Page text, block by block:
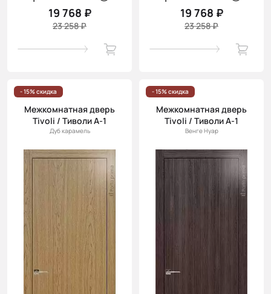
19 768 ₽
23 258 ₽
19 768 ₽
23 258 ₽
- 15% скидка
Межкомнатная дверь
Tivoli / Тиволи А-1
Дуб карамель
- 15% скидка
Межкомнатная дверь
Tivoli / Тиволи А-1
Венге Нуар